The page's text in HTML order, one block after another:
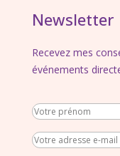
Newsletter
Recevez mes
événements